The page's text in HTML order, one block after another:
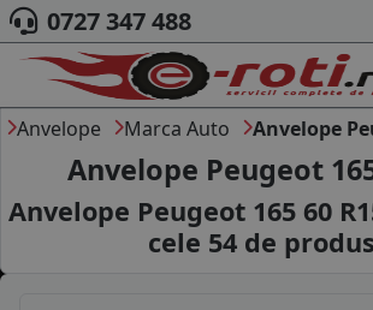
ACASA
DESPRE NOI
ANVELOPE
AUTO
CAMION
MOTO
0727 347 488
Anvelope Marca Auto Anvelope
Anvelope Peugeot
Anvelope Peugeot 165 60
cele 54 de